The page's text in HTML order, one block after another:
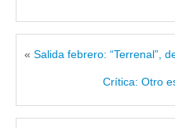
« Salida febrero: “Terrenal”,
Crítica: Otro